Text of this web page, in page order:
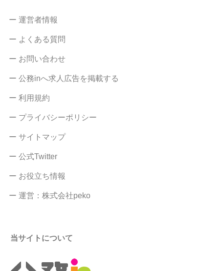
ー 運営者情報
ー よくある質問
ー お問い合わせ
ー 公務inへ求人広告を掲載する
ー 利用規約
ー プライバシーポリシー
ー サイトマップ
ー 公式Twitter
ー お役立ち情報
ー 運営：株式会社peko
当サイトについて